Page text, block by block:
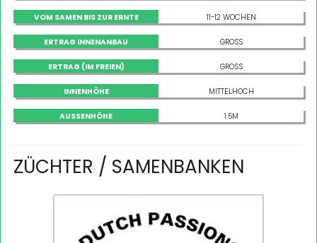
VOM SAMEN BIS ZUR ERNTE 11-12 WOCHEN
ERTRAG INNENANBAU GROSS
ERTRAG (IM FREIEN) GROSS
INNENHÖHE MITTELHOCH
AUSSENHÖHE 1.5M
ZÜCHTER / SAMENBANKEN